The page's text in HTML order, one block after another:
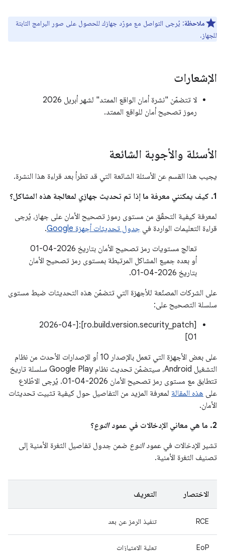
ملاحظة: يُرجى التواصل مع مورّد جهازك للحصول على صور البرامج الثابتة
للجهاز.
الإشعارات
لا تتضمّن "نشرة أمان الواقع الممتد" لشهر أبريل 2026
رموز تصحيح أمان للواقع الممتد.
الأسئلة والأجوبة الشائعة
يجيب هذا القسم عن الأسئلة الشائعة التي قد تطرأ بعد قراءة هذا النشرة.
1. كيف يمكنني معرفة ما إذا تم تحديث جهازي لمعالجة هذه المشاكل؟
لمعرفة كيفية التحقّق من مستوى رموز تصحيح الأمان على جهاز، يُرجى
قراءة التعليمات الواردة في جدول تحديثات أجهزة Google
.
تعالج مستويات رمز تصحيح الأمان بتاريخ 2026-04-01
أو بعده جميع المشاكل المرتبطة بمستوى رمز تصحيح الأمان
بتاريخ 2026-04-01.
على الشركات المصنّعة للأجهزة التي تتضمّن هذه التحديثات ضبط مستوى
سلسلة التصحيح على:
[ro.build.version.security_patch]:[2026-04-
01]
على بعض الأجهزة التي تعمل بالإصدار 10 أو الإصدارات الأحدث من نظام
التشغيل Android، سيتضمّن تحديث نظام Google Play سلسلة تاريخ
تتطابق مع مستوى رمز تصحيح الأمان 2026-04-01. يُرجى الاطّلاع
على هذه المقالة لمعرفة المزيد من التفاصيل حول كيفية تثبيت تحديثات
الأمان.
2. ما هي معاني الإدخالات في عمود
النوع؟
تشير الإدخالات في عمودالنوع ضمن جدول تفاصيل الثغرة الأمنية إلى
تصنيف الثغرة الأمنية.
الاختصار التعريف
RCE تنفيذ الرمز عن بعد
EoP تعلية الامتيازات